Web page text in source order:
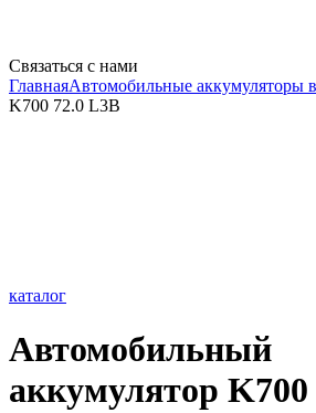
Связаться с нами
ГлавнаяАвтомобильные аккумуляторы
K700 72.0 L3B
каталог
Автомобильный
аккумулятор